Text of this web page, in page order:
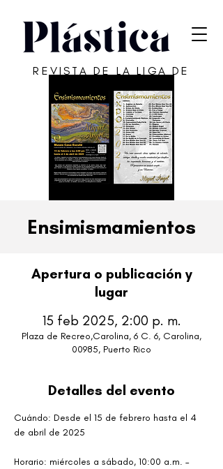
REVISTA DE LA LIGA DE
Ensimismamientos
Apertura o publicación y
lugar
15 feb 2025, 2:00 p. m.
Plaza de Recreo,Carolina, 6 C. 6, Carolina,
00985, Puerto Rico
Detalles del evento
Cuándo: Desde el 15 de febrero hasta el 4
de abril de 2025
Horario: miércoles a sábado, 10:00 a.m. –